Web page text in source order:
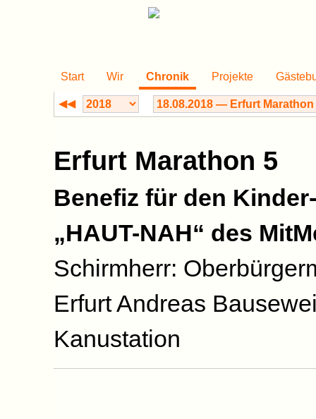
Start Wir Chronik Projekte
◀◀
Erfurt Marathon 5
Benefiz für den
„HAUT-NAH“ des
Schirmherr:
Erfurt Andreas
Kanustation